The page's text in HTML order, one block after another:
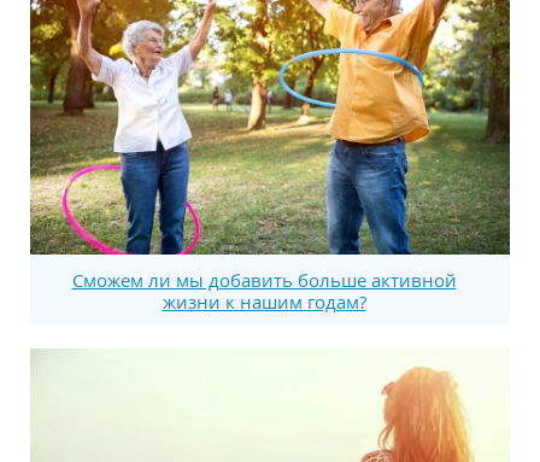
Сможем ли мы добавить больше активной
жизни к нашим годам?